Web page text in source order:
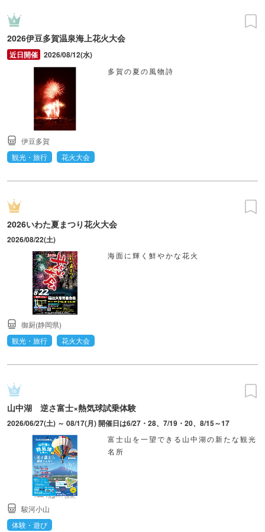
2026伊豆多賀温泉海上花火大会
2026/08/12(水)
多賀の夏の風物詩
伊豆多賀
観光・旅行
花火大会
2026いわた夏まつり花火大会
2026/08/22(土)
海面に輝く鮮やかな花火
御厨(静岡県)
観光・旅行
花火大会
山中湖 逆さ富士×熱気球試乗体験
2026/06/27(土) ～ 08/17(月) 開催日は6/27・28、7/19・20、8/15～17
富士山を一望できる山中湖の新たな観光
名所
駿河小山
体験・遊び